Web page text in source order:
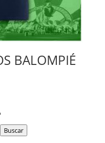
BALOMPIÉ
Buscar